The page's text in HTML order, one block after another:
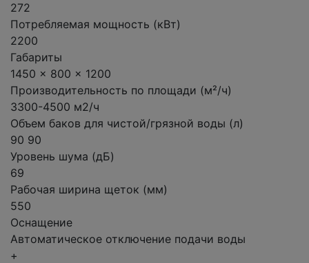
272
Потребляемая мощность (кВт)
2200
Габариты
1450 x 800 x 1200
Производительность по площади (м²/ч)
3300-4500 м2/ч
Объем баков для чистой/грязной воды (л)
90 90
Уровень шума (дБ)
69
Рабочая ширина щеток (мм)
550
Оснащение
Автоматическое отключение подачи воды
+